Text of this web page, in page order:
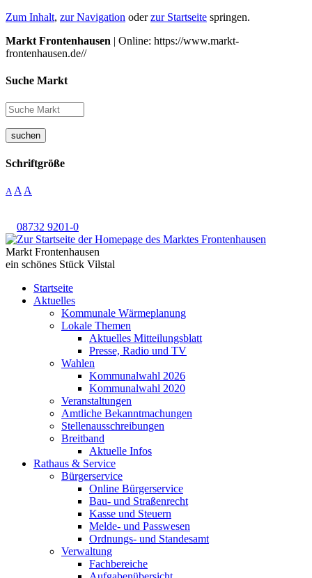
Zum Inhalt, zur Navigation oderzur Startseite springen.
Markt Frontenhausen | Online: https://www.markt-
frontenhausen.de//
Suche Markt
suchen
Schriftgröße
A A A
08732 9201-0
Markt Frontenhausen
ein schönes Stück Vilstal
Startseite
Aktuelles
Kommunale Wärmeplanung
Lokale Themen
Aktuelles Mitteilungsblatt
Presse, Radio und TV
Wahlen
Kommunalwahl 2026
Kommunalwahl 2020
Veranstaltungen
Amtliche Bekanntmachungen
Stellenausschreibungen
Breitband
Aktuelle Infos
Rathaus & Service
Bürgerservice
Online Bürgerservice
Bau- und Straßenrecht
Kasse und Steuern
Melde- und Passwesen
Ordnungs- und Standesamt
Verwaltung
Fachbereiche